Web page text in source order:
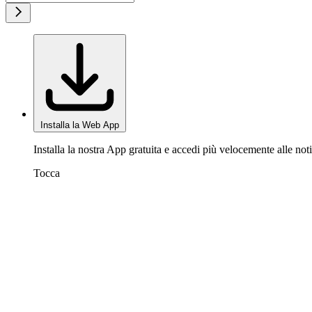
Installa la Web App
Installa la nostra App gratuita e accedi più velocemente alle
Tocca